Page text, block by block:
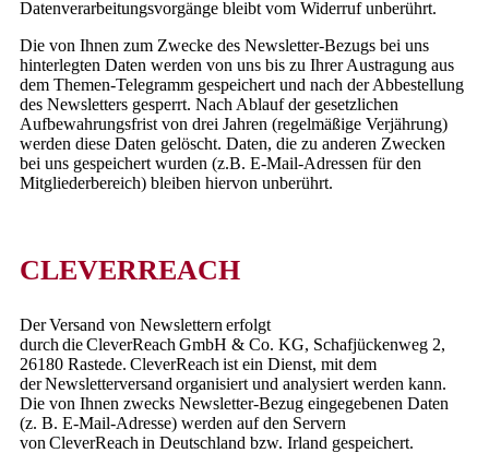
Datenverarbeitungsvorgänge bleibt vom Widerruf unberührt.
Die von Ihnen zum Zwecke des Newsletter-Bezugs bei uns
hinterlegten Daten werden von uns bis zu Ihrer Austragung aus
dem Themen-Telegramm gespeichert und nach der Abbestellung
des Newsletters gesperrt. Nach Ablauf der gesetzlichen
Aufbewahrungsfrist von drei Jahren (regelmäßige Verjährung)
werden diese Daten gelöscht. Daten, die zu anderen Zwecken
bei uns gespeichert wurden (z.B. E-Mail-Adressen für den
Mitgliederbereich) bleiben hiervon unberührt.
CLEVERREACH
Der Versand von Newslettern erfolgt
durch die CleverReach GmbH & Co. KG, Schafjückenweg 2,
26180 Rastede. CleverReach ist ein Dienst, mit dem
der Newsletterversand organisiert und analysiert werden kann.
Die von Ihnen zwecks Newsletter-Bezug eingegebenen Daten
(z. B. E-Mail-Adresse) werden auf den Servern
von CleverReach in Deutschland bzw. Irland gespeichert.